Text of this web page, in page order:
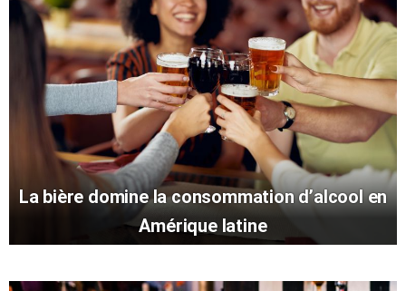
La bière domine la consommation d’alcool en
Amérique latine